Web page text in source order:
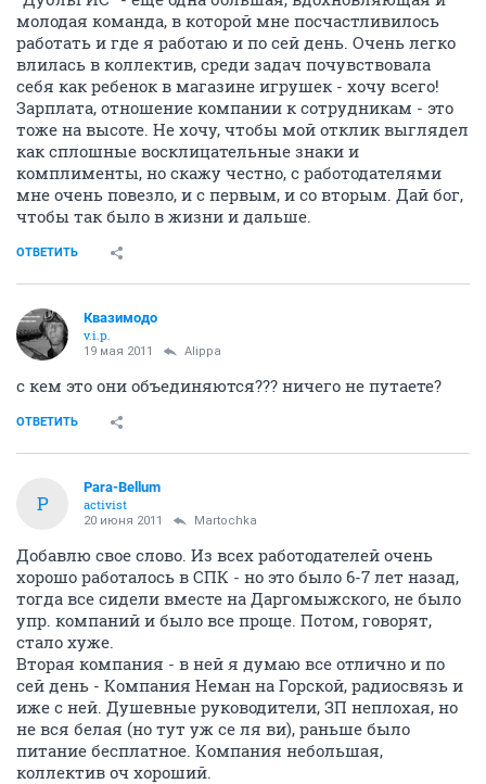
молодая команда, в которой мне посчастливилось
работать и где я работаю и по сей день. Очень легко
влилась в коллектив, среди задач почувствовала
себя как ребенок в магазине игрушек - хочу всего!
Зарплата, отношение компании к сотрудникам - это
тоже на высоте. Не хочу, чтобы мой отклик выглядел
как сплошные восклицательные знаки и
комплименты, но скажу честно, с работодателями
мне очень повезло, и с первым, и со вторым. Дай бог,
чтобы так было в жизни и дальше.
ОТВЕТИТЬ
Квазимодо
v.i.p.
19 мая 2011 Alippa
с кем это они объединяются??? ничего не путаете?
ОТВЕТИТЬ
P
Para-Bellum
activist
20 июня 2011 Martochka
Добавлю свое слово. Из всех работодателей очень
хорошо работалось в СПК - но это было 6-7 лет назад,
тогда все сидели вместе на Даргомыжского, не было
упр. компаний и было все проще. Потом, говорят,
стало хуже.
Вторая компания - в ней я думаю все отлично и по
сей день - Компания Неман на Горской, радиосвязь и
иже с ней. Душевные руководители, ЗП неплохая, но
не вся белая (но тут уж се ля ви), раньше было
питание бесплатное. Компания небольшая,
коллектив оч хороший.